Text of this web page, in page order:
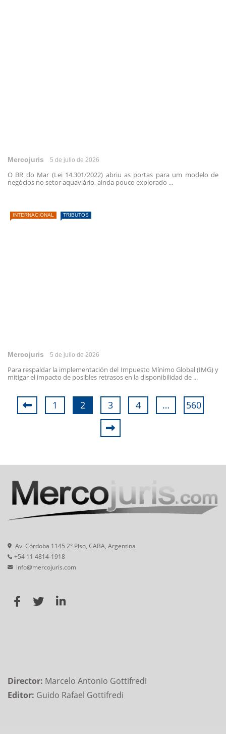
Mercojuris 5 de julio de 2026
O BR do Mar (Lei 14.301/2022) abriu as portas para um modelo de
negócios no setor aquaviário, ainda pouco explorado ...
INTERNACIONAL TRIBUTOS
Mercojuris 5 de julio de 2026
Para respaldar la implementación del Impuesto Mínimo Global (IMG) y
mitigar el impacto de posibles retrasos en la disponibilidad de ...
1 2 3 4 … 560
Av. Córdoba 1145 2° Piso, CABA, Argentina
+54 11 4814-1918
info@mercojuris.com
Director: Marcelo Antonio Gottifredi
Editor: Guido Rafael Gottifredi